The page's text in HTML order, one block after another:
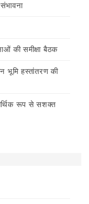
की समीक्षा बैठक
भूमि हस्तांतरण की
रूप से सशक्त